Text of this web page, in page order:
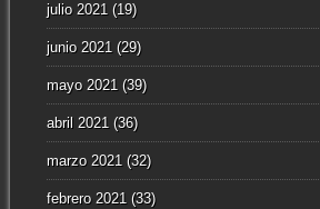
julio 2021(19)
junio 2021(29)
mayo 2021(39)
abril 2021(36)
marzo 2021(32)
febrero 2021(33)